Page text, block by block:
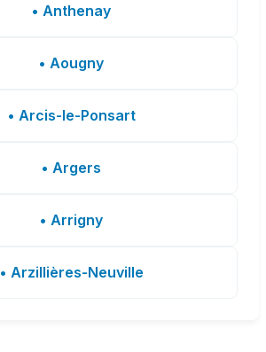
• Anthenay
• Aougny
• Arcis-le-Ponsart
• Argers
• Arrigny
• Arzillières-Neuville